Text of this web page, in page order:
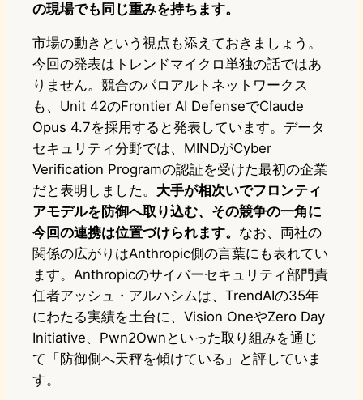
の現場でも同じ重みを持ちます。
市場の動きという視点も添えておきましょう。
今回の発表はトレンドマイクロ単独の話ではあ
りません。競合のパロアルトネットワークス
も、Unit 42のFrontier AI DefenseでClaude
Opus 4.7を採用すると発表しています。データ
セキュリティ分野では、MINDがCyber
Verification Programの認証を受けた最初の企業
だと表明しました。 大手が相次いでフロンティ
アモデルを防御へ取り込む、その競争の一角に
今回の連携は位置づけられます。 なお、両社の
関係の広がりはAnthropic側の言葉にも表れてい
ます。Anthropicのサイバーセキュリティ部門責
任者アッシュ・アルハシムは、TrendAIの35年
にわたる実績を土台に、Vision OneやZero Day
Initiative、Pwn2Ownといった取り組みを通じ
て「防御側へ天秤を傾けている」と評していま
す。